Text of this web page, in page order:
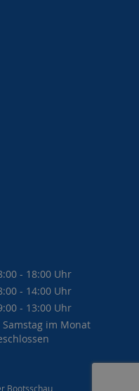
- 18:00 Uhr
- 14:00 Uhr
- 13:00 Uhr
Samstag im Monat
Bootsschau